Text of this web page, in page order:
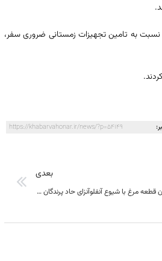
نسبت به تامین تجهیزات زمستانی ضروری سفر،
https://khabarvahonar.ir/news/?p=54149
بعدی
معدوم سازی یک میلیون قطعه مرغ با شیوع آنفلوآنزای حاد پرندگان در خراسان جنوبی